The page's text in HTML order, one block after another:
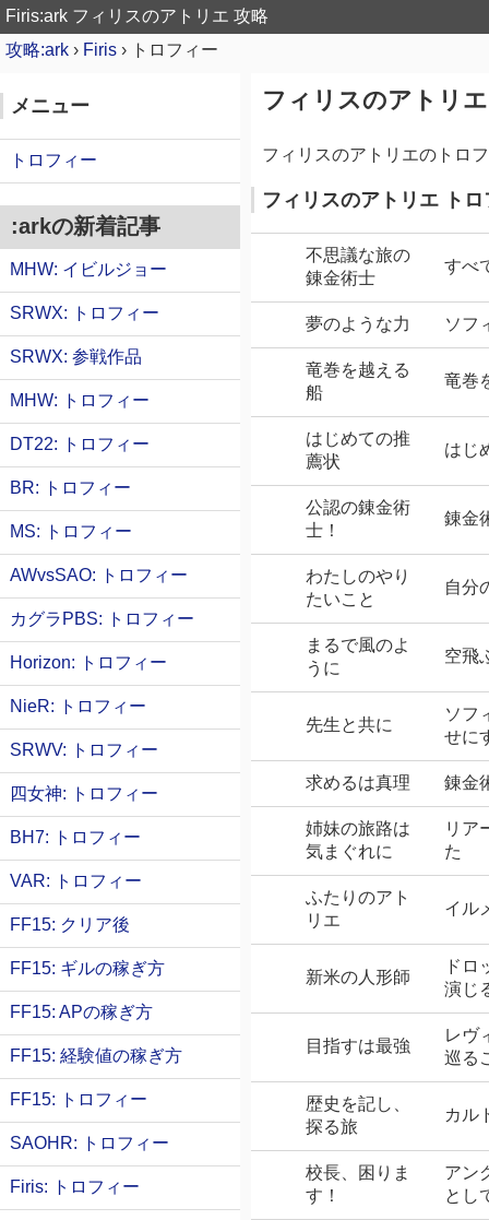
Firis:ark フィリスのアトリエ 攻略
攻略:ark › Firis › トロフィー
フィリスのアトリ
フィリスのアトリエのトロ
フィリスのアトリエ トロ
不思議な旅の
錬金術士
すべ
夢のような力 ソフ
竜巻を越える
船
竜巻
はじめての推
薦状
はじ
公認の錬金術
士！
錬金
わたしのやり
たいこと
自分
まるで風のよ
うに
空飛
先生と共に
ソフ
せに
求めるは真理 錬金
姉妹の旅路は
気まぐれに
リア
た
ふたりのアト
リエ
イル
新米の人形師
ドロ
演じ
目指すは最強
レヴ
巡る
歴史を記し、
探る旅
カル
校長、困りま
す！
アン
とし
メニュー
トロフィー
:arkの新着記事
MHW: イビルジョー
SRWX: トロフィー
SRWX: 参戦作品
MHW: トロフィー
DT22: トロフィー
BR: トロフィー
MS: トロフィー
AWvsSAO: トロフィー
カグラPBS: トロフィー
Horizon: トロフィー
NieR: トロフィー
SRWV: トロフィー
四女神: トロフィー
BH7: トロフィー
VAR: トロフィー
FF15: クリア後
FF15: ギルの稼ぎ方
FF15: APの稼ぎ方
FF15: 経験値の稼ぎ方
FF15: トロフィー
SAOHR: トロフィー
Firis: トロフィー